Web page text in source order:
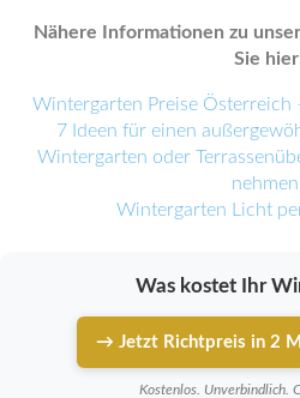
Nähere Informationen zu
Sie
Wintergarten Preise Österreich
7 Ideen für einen
Wintergarten oder
Wintergarten Licht
Was kostet Ihr
→ Jetzt Richtpreis in 2
Kostenlos. Unverbindlich.